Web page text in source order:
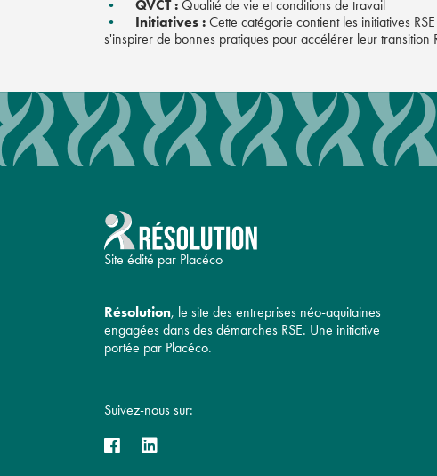
QVCT : Qualité de vie et conditions de travail
Initiatives : Cette catégorie contient les initiatives
s'inspirer de bonnes pratiques pour accélérer leur transition
Site édité par Placéco
Résolution, le site des entreprises néo-aquitaines
engagées dans des démarches RSE. Une initiative
portée par Placéco.
Suivez-nous sur: